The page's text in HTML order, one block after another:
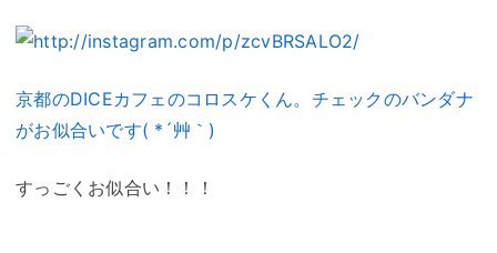
京都のDICEカフェのコロスケくん。チェックのバンダナ
がお似合いです( *´艸｀)
すっごくお似合い！！！